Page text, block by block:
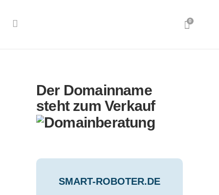
0
Der Domainname
steht zum Verkauf
SMART-ROBOTER.DE